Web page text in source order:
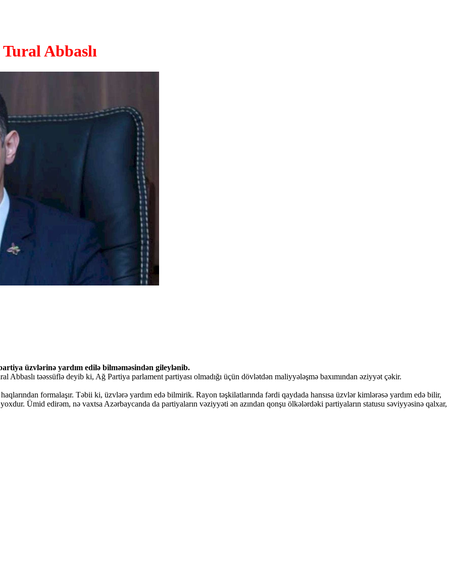
Tural Abbaslı
üzvlərinə yardım edilə bilməməsindən gileylənib.
Abbaslı təəssüflə deyib ki, Ağ Partiya parlament partiyası olmadığı üçün dövlətdən maliyyələşmə baxımından əziyyət çəkir.
formalaşır. Təbii ki, üzvlərə yardım edə bilmirik. Rayon təşkilatlarında fərdi qaydada hansısa üzvlər kimlərəsə yardım edə bilir,
Ümid edirəm, nə vaxtsa Azərbaycanda da partiyaların vəziyyəti ən azından qonşu ölkələrdəki partiyaların statusu səviyyəsinə qalxar,